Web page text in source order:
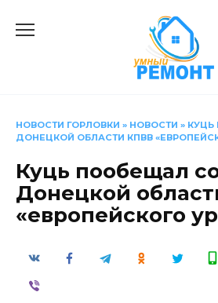
НОВОСТИ ГОРЛОВКИ » НОВОСТИ » КУЦЬ
ДОНЕЦКОЙ ОБЛАСТИ КПВВ
Куць пообещал
Донецкой
«европейского